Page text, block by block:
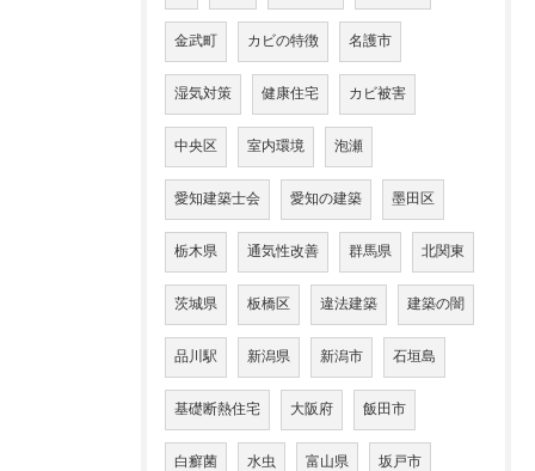
金武町 カビの特徴 名護市
湿気対策 健康住宅 カビ被害
中央区 室内環境 泡瀬
愛知建築士会 愛知の建築 墨田区
栃木県 通気性改善 群馬県 北関東
茨城県 板橋区 違法建築 建築の闇
品川駅 新潟県 新潟市 石垣島
基礎断熱住宅 大阪府 飯田市
白癬菌 水虫 富山県 坂戸市